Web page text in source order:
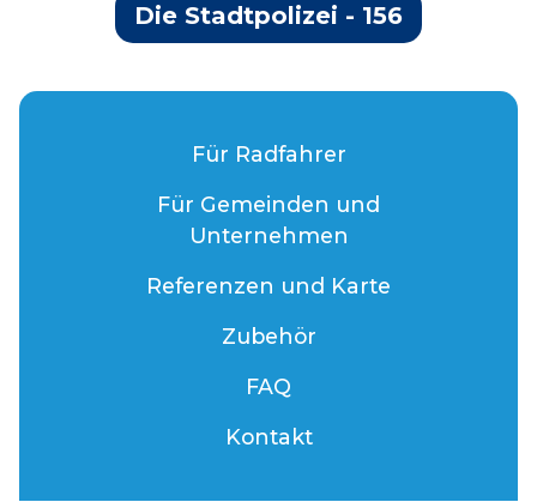
Die Stadtpolizei - 156
Für Radfahrer
Für Gemeinden und
Unternehmen
Referenzen und Karte
Zubehör
FAQ
Kontakt